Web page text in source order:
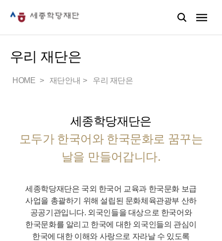
우리 재단은
HOME 재단안내 우리 재단은
세종학당재단은
모두가 한국어와 한국문화로 꿈꾸는
날을 만들어갑니다.
세종학당재단은 국외 한국어 교육과 한국문화 보급
사업을 총괄하기 위해 설립된 문화체육관광부 산하
공공기관입니다. 외국인들을 대상으로 한국어와
한국문화를 알리고 한국에 대한 외국인들의 관심이
한국에 대한 이해와 사랑으로 자라날 수 있도록